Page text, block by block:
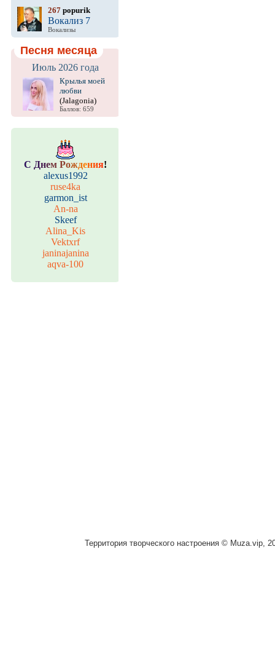
267 popurik
Вокализ 7
Вокализы
Песня месяца
Июль 2026 года
Крылья моей
любви
(Jalagonia)
Баллов: 659
С Днем Рождения!
alexus1992
ruse4ka
garmon_ist
An-na
Skeef
Alina_Kis
Vektxrf
janinajanina
aqva-100
Территория творческого настроения © Muza.vip,